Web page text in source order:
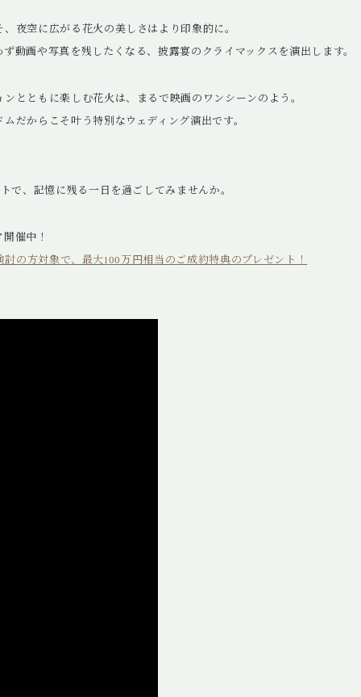
夜空に広がる花火の美しさはより印象的に。
動画や写真を残したくなる、披露宴のクライマックスを演出します。
とともに楽しむ花火は、まるで映画のワンシーンのよう。
だからこそ叶う特別なウェディング演出です。
で、記憶に残る一日を過ごしてみませんか。
催中！
の方対象で、最大100万円相当のご成約特典のプレゼント！